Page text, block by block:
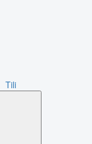
Tili